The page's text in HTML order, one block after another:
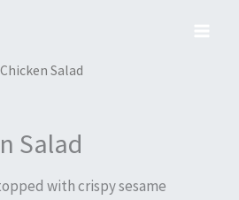
Salad
Salad
with crispy sesame